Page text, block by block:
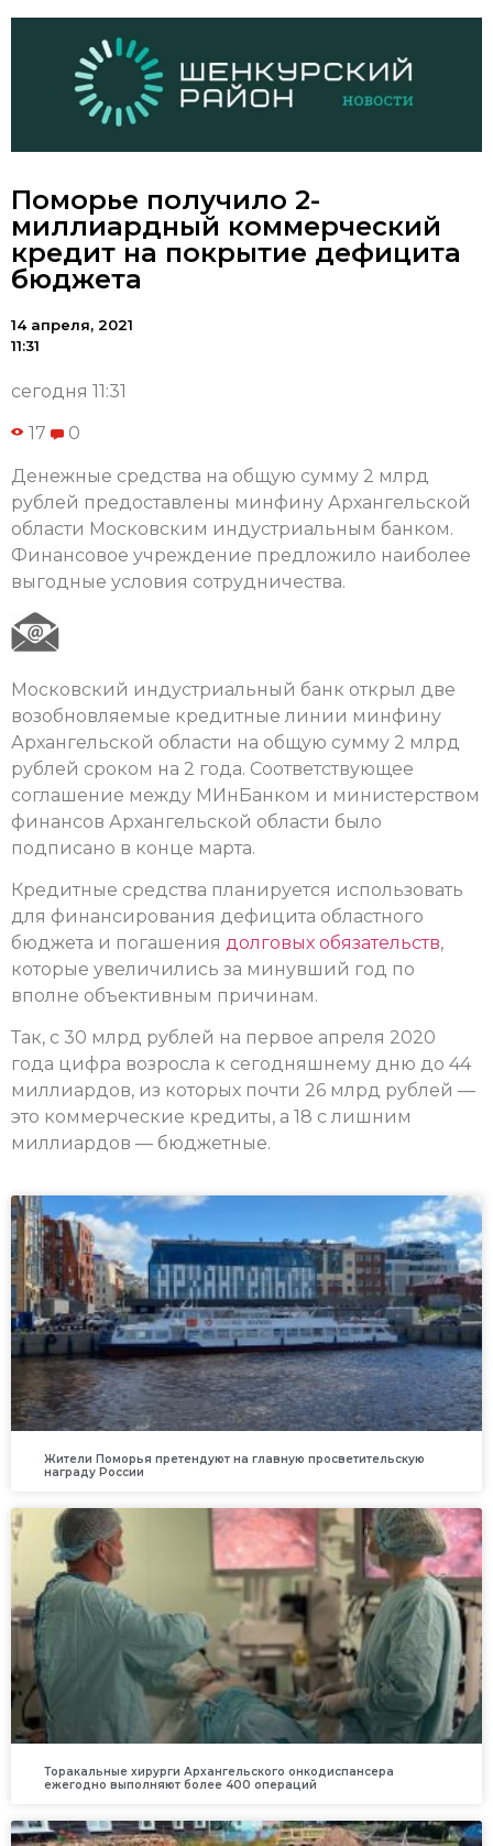
Поморье получило 2-
миллиардный коммерческий
кредит на покрытие дефицита
бюджета
14 апреля, 2021
11:31
сегодня 11:31
17 0
Денежные средства на общую сумму 2 млрд
рублей предоставлены минфину Архангельской
области Московским индустриальным банком.
Финансовое учреждение предложило наиболее
выгодные условия сотрудничества.
Московский индустриальный банк открыл две
возобновляемые кредитные линии минфину
Архангельской области на общую сумму 2 млрд
рублей сроком на 2 года. Соответствующее
соглашение между МИнБанком и министерством
финансов Архангельской области было
подписано в конце марта.
Кредитные средства планируется использовать
для финансирования дефицита областного
бюджета и погашения долговых обязательств,
которые увеличились за минувший год по
вполне объективным причинам.
Так, с 30 млрд рублей на первое апреля 2020
года цифра возросла к сегодняшнему дню до 44
миллиардов, из которых почти 26 млрд рублей —
это коммерческие кредиты, а 18 с лишним
миллиардов — бюджетные.
Жители Поморья претендуют на главную просветительскую
награду России
Торакальные хирурги Архангельского онкодиспансера
ежегодно выполняют более 400 операций